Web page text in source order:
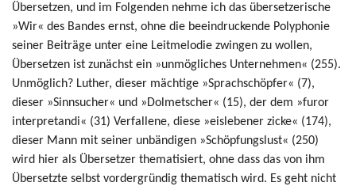
Übersetzen, und im Folgenden nehme ich das übersetzerische
»Wir« des Bandes ernst, ohne die beeindruckende Polyphonie
seiner Beiträge unter eine Leitmelodie zwingen zu wollen,
Übersetzen ist zunächst ein »unmögliches Unternehmen« (255).
Unmöglich? Luther, dieser mächtige »Sprachschöpfer« (7),
dieser »Sinnsucher« und »Dolmetscher« (15), der dem »furor
interpretandi« (31) Verfallene, diese »eislebener zicke« (174),
dieser Mann mit seiner unbändigen »Schöpfungslust« (250)
wird hier als Übersetzer thematisiert, ohne dass das von ihm
Übersetzte selbst vordergründig thematisch wird. Es geht nicht